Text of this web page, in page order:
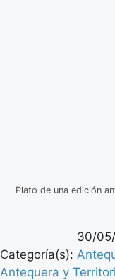
Plato de una edición
30/
Categoría(s):
Antequera y